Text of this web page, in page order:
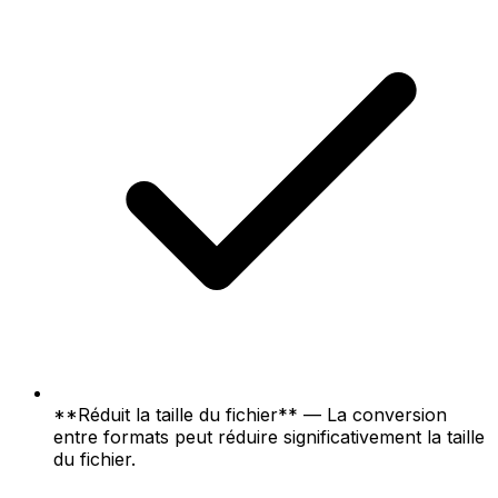
**Réduit la taille du fichier** — La conversion
entre formats peut réduire significativement la taille
du fichier.